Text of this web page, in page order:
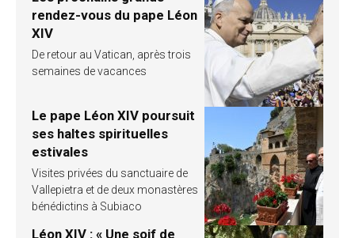
rendez-vous du pape Léon
XIV
De retour au Vatican, après trois
semaines de vacances
Le pape Léon XIV poursuit
ses haltes spirituelles
estivales
Visites privées du sanctuaire de
Vallepietra et de deux monastères
bénédictins à Subiaco
Léon XIV : « Une soif de